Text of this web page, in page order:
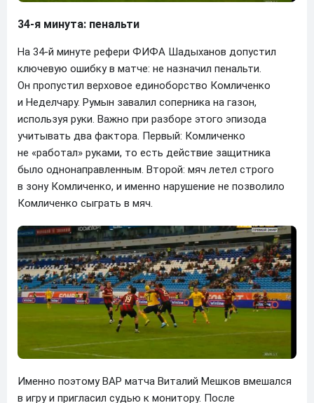
34-я минута: пенальти
На 34-й минуте рефери ФИФА Шадыханов допустил
ключевую ошибку в матче: не назначил пенальти.
Он пропустил верховое единоборство Комличенко
и Неделчару. Румын завалил соперника на газон,
используя руки. Важно при разборе этого эпизода
учитывать два фактора. Первый: Комличенко
не «работал» руками, то есть действие защитника
было однонаправленным. Второй: мяч летел строго
в зону Комличенко, и именно нарушение не позволило
Комличенко сыграть в мяч.
Именно поэтому ВАР матча Виталий Мешков вмешался
в игру и пригласил судью к монитору. После